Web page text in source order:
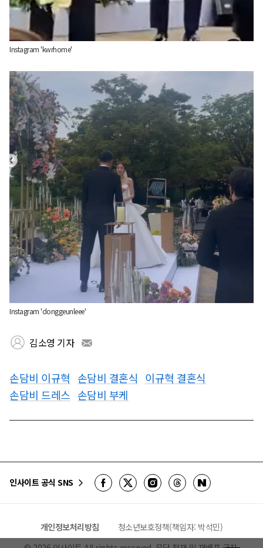
Instagram 'kwrhome'
Instagram 'donggeunleee'
김소영 기자
손담비 이규혁 손담비 결혼식 이규혁 결혼식
손담비 드레스 손담비 부케
인사이트 공식 SNS
개인정보처리방침
청소년보호정책(책임자: 박석민)